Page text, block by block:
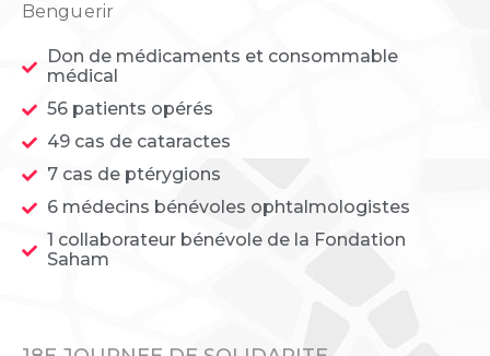
Benguerir
Don de médicaments et consommable
médical
56 patients opérés
49 cas de cataractes
7 cas de ptérygions
6 médecins bénévoles ophtalmologistes
1 collaborateur bénévole de la Fondation
Saham